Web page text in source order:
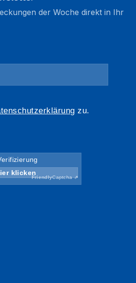
der Woche direkt in Ihr